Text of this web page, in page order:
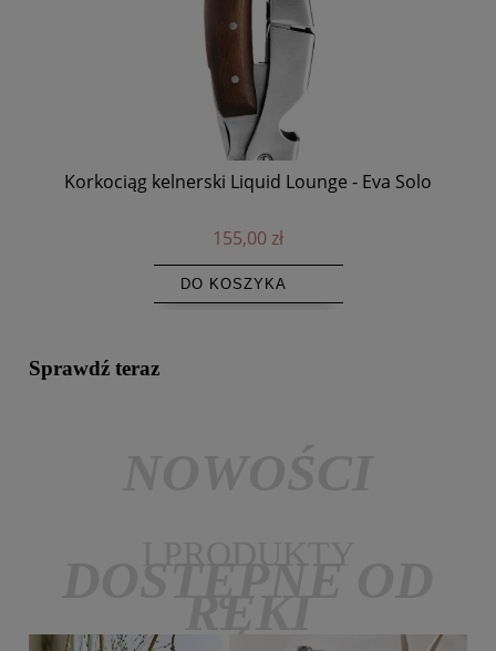
Korkociąg kelnerski Liquid Lounge - Eva Solo
155,00 zł
DO KOSZYKA
Sprawdź teraz